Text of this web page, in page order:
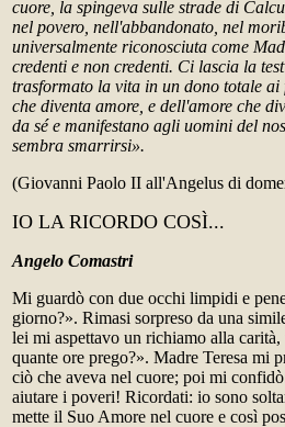
cuore, la spingeva sulle strade di
nel povero, nell'abbandonato, nel
universalmente riconosciuta come
credenti e non credenti. Ci lascia la
trasformato la vita in un dono totale
che diventa amore, e dell'amore che
da sé e manifestano agli uomini del
sembra smarrirsi».
(Giovanni Paolo II all'Angelus di
IO LA RICORDO COSÌ...
Angelo Comastri
Mi guardò con due occhi limpidi e
giorno?». Rimasi sorpreso da una
lei mi aspettavo un richiamo alla
quante ore prego?». Madre Teresa mi
ciò che aveva nel cuore; poi mi
aiutare i poveri! Ricordati: io sono
mette il Suo Amore nel cuore e così